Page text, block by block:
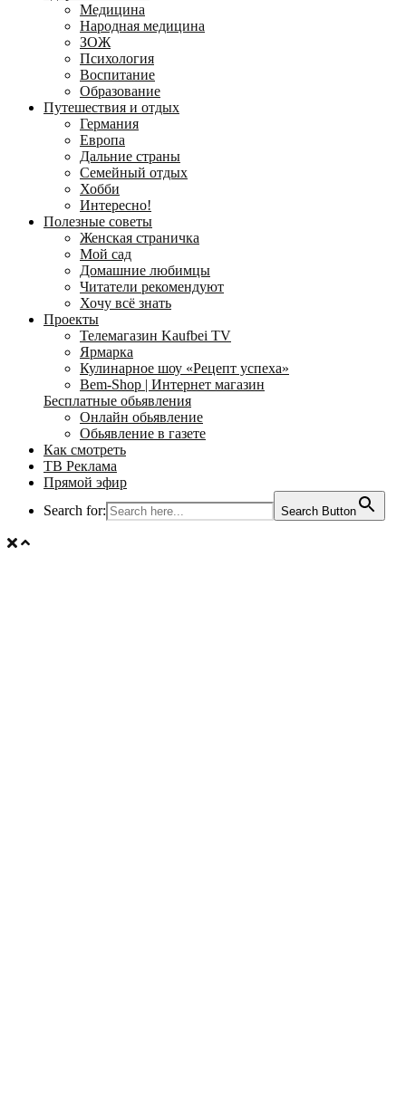
Медицина
Народная медицина
ЗОЖ
Психология
Воспитание
Образование
Путешествия и отдых
Германия
Европа
Дальние страны
Семейный отдых
Хобби
Интересно!
Полезные советы
Женская страничка
Мой сад
Домашние любимцы
Читатели рекомендуют
Хочу всё знать
Проекты
Телемагазин Kaufbei TV
Ярмарка
Кулинарное шоу «Рецепт успеха»
Bem-Shop | Интернет магазин
Бесплатные обьявления
Онлайн обьявление
Обьявление в газете
Как смотреть
ТВ Реклама
Прямой эфир
Search for:
Search Button